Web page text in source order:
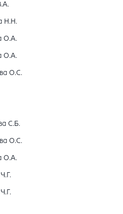
Н.Н.
О.А.
О.А.
О.С.
С.Б.
О.С.
О.А.